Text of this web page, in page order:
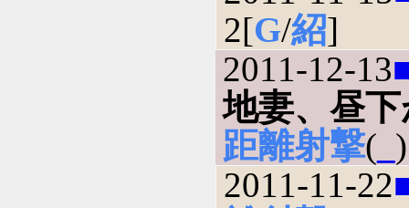
2[G/紹]
2011-12-13
地妻、昼
距離射撃(
2011-11-22